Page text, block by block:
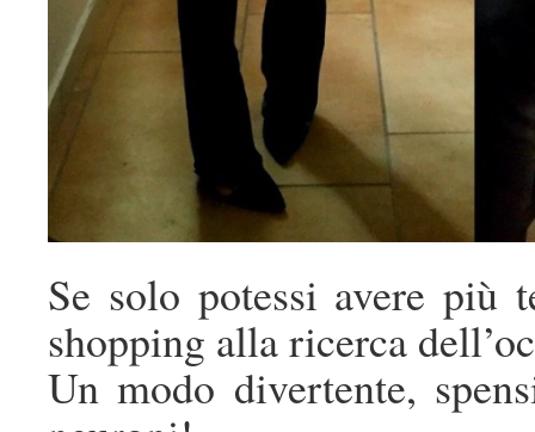
Se solo potessi avere
shopping alla ricerca
Un modo divertente,